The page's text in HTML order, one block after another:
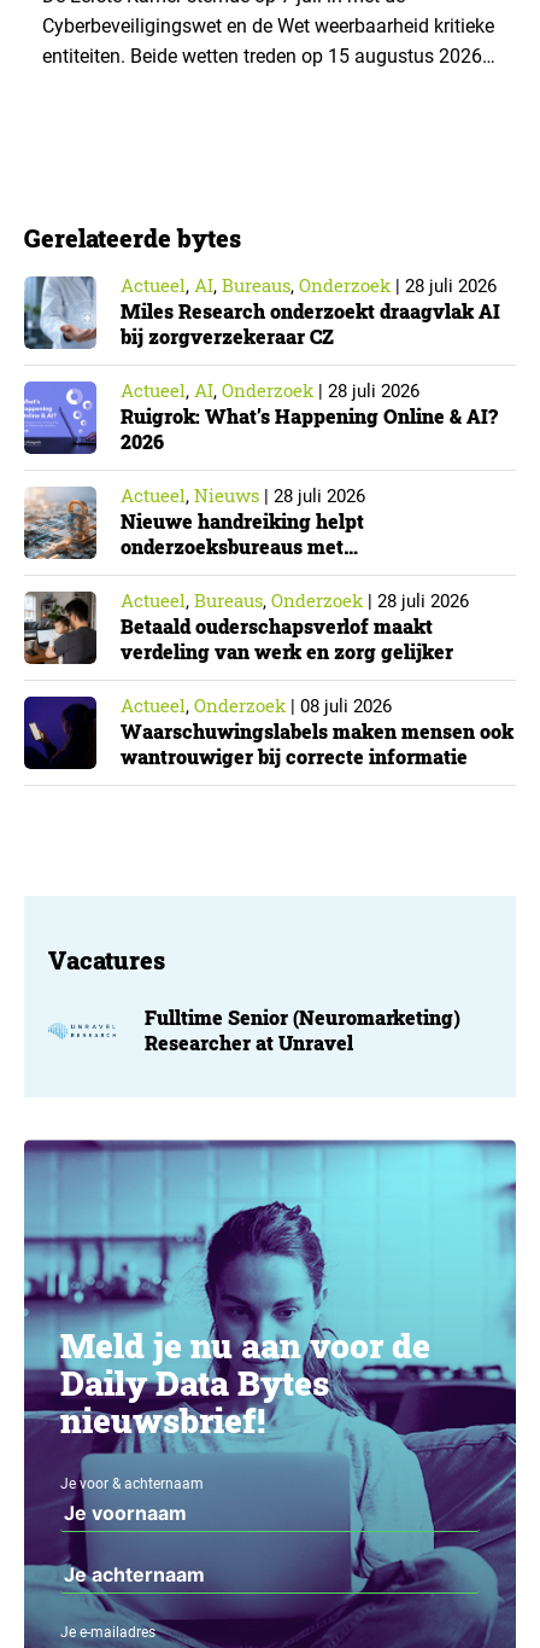
Cyberbeveiligingswet en de Wet weerbaarheid kritieke
entiteiten. Beide wetten treden op 15 augustus 2026
onderzoeksorganisatie. De toepasselijkheid…
Gerelateerde bytes
Actueel, AI, Bureaus, Onderzoek| 28 juli 2026
Miles Research onderzoekt draagvlak AI
bij zorgverzekeraar CZ
Actueel, AI, Onderzoek| 28 juli 2026
Ruigrok: What’s Happening Online & AI?
2026
Actueel, Nieuws | 28 juli 2026
Nieuwe handreiking helpt
onderzoeksbureaus met
Cyberbeveiligingswet
Actueel, Bureaus, Onderzoek| 28 juli 2026
Betaald ouderschapsverlof maakt
verdeling van werk en zorg gelijker
Actueel, Onderzoek| 08 juli 2026
Waarschuwingslabels maken mensen ook
wantrouwiger bij correcte informatie
Vacatures
Fulltime Senior (Neuromarketing)
Researcher at Unravel
Meld je nu aan voor de
Daily Data Bytes
nieuwsbrief!
Je voor & achternaam
Je e-mailadres